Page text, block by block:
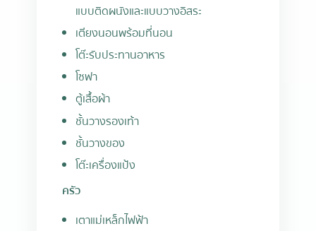
แบบติดผนังและแบบวางอิสระ
เตียงนอนพร้อมที่นอน
โต๊ะรับประทานอาหาร
โซฟา
ตู้เสื้อผ้า
ชั้นวางรองเท้า
ชั้นวางของ
โต๊ะเครื่องแป้ง
ครัว
เตาแม่เหล็กไฟฟ้า